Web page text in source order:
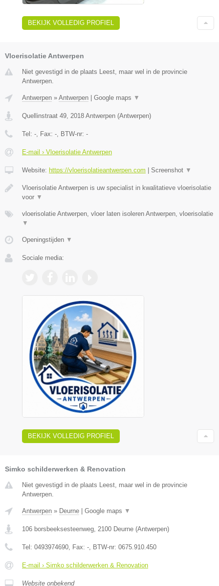
BEKIJK VOLLEDIG PROFIEL
Vloerisolatie Antwerpen
Niet gevestigd in de plaats Leest, maar wel in de provincie
Antwerpen.
Antwerpen » Antwerpen Google maps ▼
Quellinstraat 49, 2018 Antwerpen (Antwerpen)
Tel: -, Fax: -, BTW-nr: -
E-mail › Vloerisolatie Antwerpen
Website: https://vloerisolatieantwerpen.com Screenshot ▼
Vloerisolatie Antwerpen is uw specialist in kwalitatieve vloerisolatie
voor ▼
vloerisolatie Antwerpen, vloer laten isoleren Antwerpen, vloerisolatie
▼
Openingstijden ▼
Sociale media:
BEKIJK VOLLEDIG PROFIEL
Simko schilderwerken & Renovation
Niet gevestigd in de plaats Leest, maar wel in de provincie
Antwerpen.
Antwerpen » Deurne Google maps ▼
106 borsbeeksesteenweg, 2100 Deurne (Antwerpen)
Tel: 0493974690, Fax: -, BTW-nr: 0675.910.450
E-mail › Simko schilderwerken & Renovation
Website onbekend